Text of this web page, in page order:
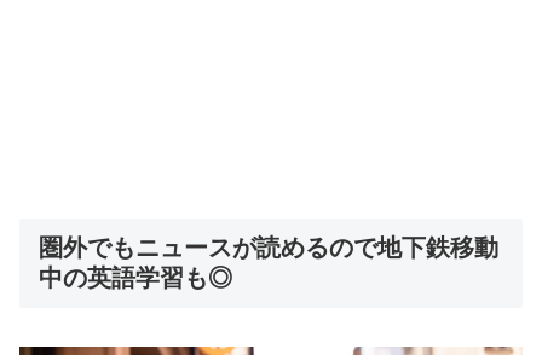
圏外でもニュースが読めるので地下鉄移動
中の英語学習も◎